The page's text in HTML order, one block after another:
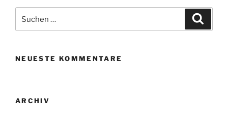
nach:
NEUESTE KOMMENTARE
ARCHIV